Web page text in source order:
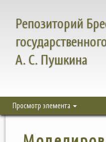
Репозиторий
А. С. Пушкина
Просмотр элемента